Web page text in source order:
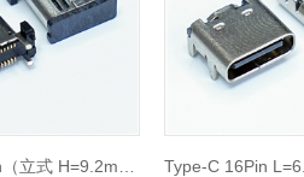
Type-C 24Pin（立式 H=9.2mm）